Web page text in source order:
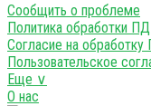
Сообщить о проблеме
Политика обработки ПД
Согласие на обработку
Пользовательское
Еще ∨
О нас